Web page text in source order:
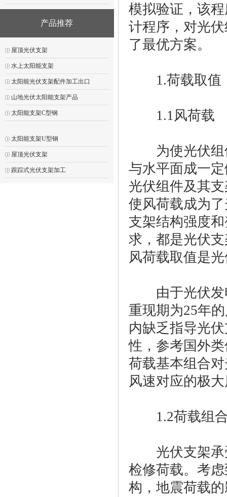
产品推荐
屋顶光伏支架
水上太阳能支架
太阳能光伏支架配件加工出口
山地光伏太阳能支架产品
太阳能支架C型钢
太阳能支架U型钢
屋顶光伏支架
跟踪式光伏支架加工
模拟验证，该
计程序，对光
了最优方案。
1.荷载取值
1.1风荷载
为使光伏组
与水平面成一
光伏组件及其
使风荷载成为
支架结构强度
求，都是光伏
风荷载取值是
由于光伏发
重现期为25年
内缺乏指导光
性，参考国外
荷载基本组合
风速对应的极
1.2荷载组
光伏支架承
检修荷载。考
构，地震荷载